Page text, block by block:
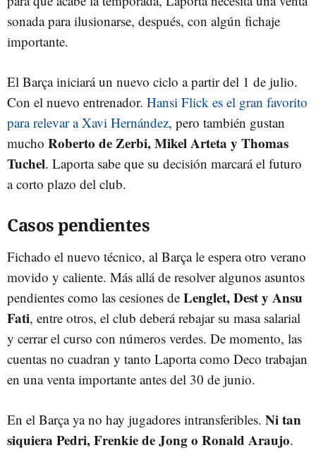
sonada para ilusionarse, después, con algún fichaje
importante.
El Barça iniciará un nuevo ciclo a partir del 1 de julio.
Con el nuevo entrenador. Hansi Flick es el gran favorito
para relevar a Xavi Hernández, pero también gustan
mucho Roberto de Zerbi, Mikel Arteta y Thomas
Tuchel. Laporta sabe que su decisión marcará el futuro
a corto plazo del club.
Casos pendientes
Fichado el nuevo técnico, al Barça le espera otro verano
movido y caliente. Más allá de resolver algunos asuntos
pendientes como las cesiones de Lenglet, Dest y Ansu
Fati, entre otros, el club deberá rebajar su masa salarial
y cerrar el curso con números verdes. De momento, las
cuentas no cuadran y tanto Laporta como Deco trabajan
en una venta importante antes del 30 de junio.
En el Barça ya no hay jugadores intransferibles. Ni tan
siquiera Pedri, Frenkie de Jong o Ronald Araujo.